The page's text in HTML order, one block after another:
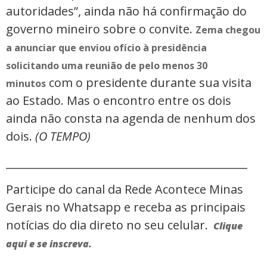
autoridades”, ainda não há confirmação do
governo mineiro sobre o convite. Zema chegou
a anunciar que enviou ofício à presidência
solicitando uma reunião de pelo menos 30
minutos com o presidente durante sua visita
ao Estado. Mas o encontro entre os dois
ainda não consta na agenda de nenhum dos
dois. (O TEMPO)
Participe do canal da Rede Acontece Minas
Gerais no Whatsapp e receba as principais
notícias do dia direto no seu celular. Clique
aqui e se inscreva.